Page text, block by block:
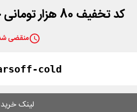
کد تخفیف 80 هزار تومانی خرید پنکه فارس آف
منقضی
cold
لینک خرید